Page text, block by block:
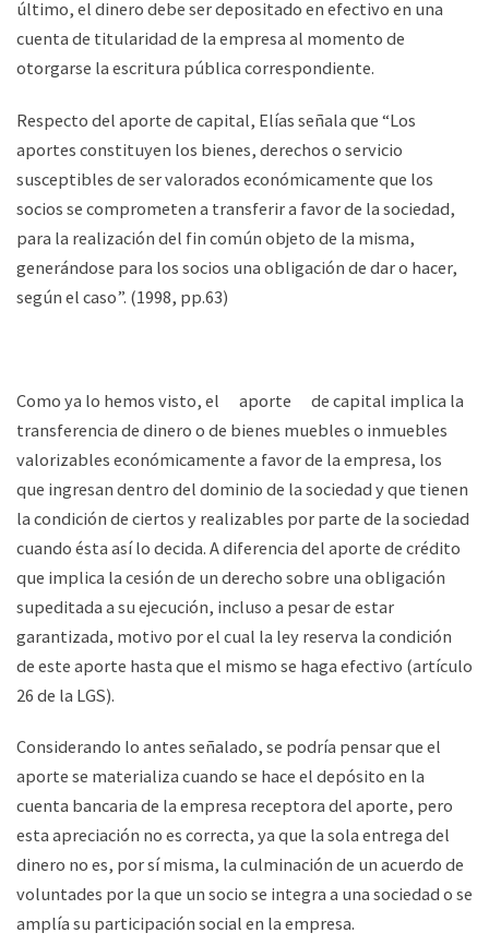
último, el dinero debe ser depositado en efectivo en una
cuenta de titularidad de la empresa al momento de
otorgarse la escritura pública correspondiente.
Respecto del aporte de capital, Elías señala que “Los
aportes constituyen los bienes, derechos o servicio
susceptibles de ser valorados económicamente que los
socios se comprometen a transferir a favor de la sociedad,
para la realización del fin común objeto de la misma,
generándose para los socios una obligación de dar o hacer,
según el caso”. (1998, pp.63)
Como ya lo hemos visto, el aporte de capital implica la
transferencia de dinero o de bienes muebles o inmuebles
valorizables económicamente a favor de la empresa, los
que ingresan dentro del dominio de la sociedad y que tienen
la condición de ciertos y realizables por parte de la sociedad
cuando ésta así lo decida. A diferencia del aporte de crédito
que implica la cesión de un derecho sobre una obligación
supeditada a su ejecución, incluso a pesar de estar
garantizada, motivo por el cual la ley reserva la condición
de este aporte hasta que el mismo se haga efectivo (artículo
26 de la LGS).
Considerando lo antes señalado, se podría pensar que el
aporte se materializa cuando se hace el depósito en la
cuenta bancaria de la empresa receptora del aporte, pero
esta apreciación no es correcta, ya que la sola entrega del
dinero no es, por sí misma, la culminación de un acuerdo de
voluntades por la que un socio se integra a una sociedad o se
amplía su participación social en la empresa.